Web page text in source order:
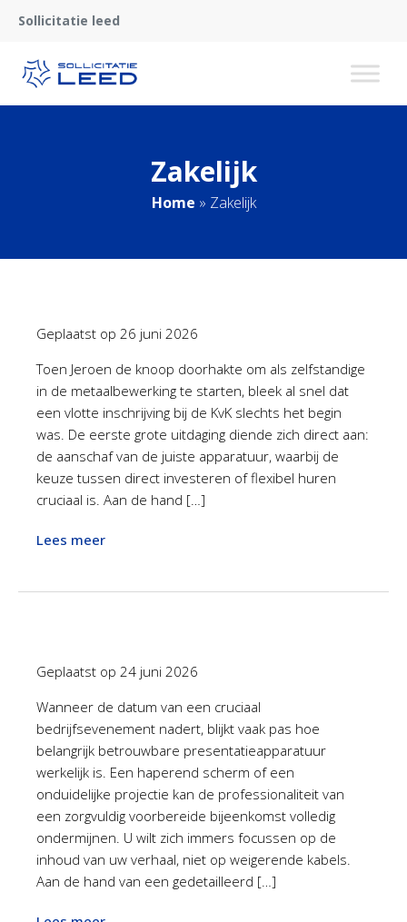
Sollicitatie leed
Zakelijk
Home » Zakelijk
Geplaatst op 26 juni 2026
Toen Jeroen de knoop doorhakte om als zelfstandige
in de metaalbewerking te starten, bleek al snel dat
een vlotte inschrijving bij de KvK slechts het begin
was. De eerste grote uitdaging diende zich direct aan:
de aanschaf van de juiste apparatuur, waarbij de
keuze tussen direct investeren of flexibel huren
cruciaal is. Aan de hand […]
Lees meer
Geplaatst op 24 juni 2026
Wanneer de datum van een cruciaal
bedrijfsevenement nadert, blijkt vaak pas hoe
belangrijk betrouwbare presentatieapparatuur
werkelijk is. Een haperend scherm of een
onduidelijke projectie kan de professionaliteit van
een zorgvuldig voorbereide bijeenkomst volledig
ondermijnen. U wilt zich immers focussen op de
inhoud van uw verhaal, niet op weigerende kabels.
Aan de hand van een gedetailleerd […]